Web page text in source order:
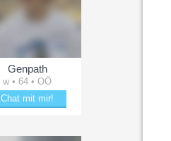
Genpath
w • 64 • OÖ
Chat mit mir!